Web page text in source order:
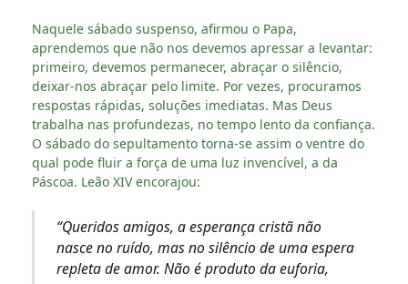
Naquele sábado suspenso, afirmou o Papa,
aprendemos que não nos devemos apressar a levantar:
primeiro, devemos permanecer, abraçar o silêncio,
deixar-nos abraçar pelo limite. Por vezes, procuramos
respostas rápidas, soluções imediatas. Mas Deus
trabalha nas profundezas, no tempo lento da confiança.
O sábado do sepultamento torna-se assim o ventre do
qual pode fluir a força de uma luz invencível, a da
Páscoa. Leão XIV encorajou:
“Queridos amigos, a esperança cristã não
nasce no ruído, mas no silêncio de uma espera
repleta de amor. Não é produto da euforia,